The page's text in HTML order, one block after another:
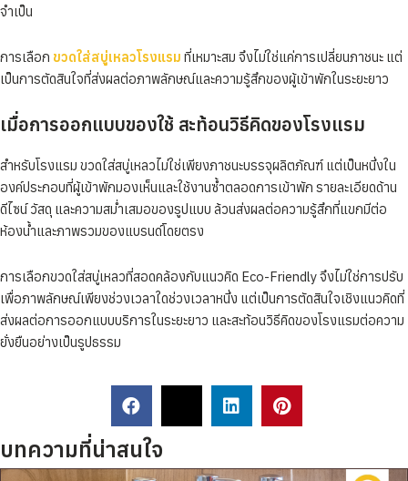
จำเป็น
การเลือก ขวดใส่สบู่เหลวโรงแรม ที่เหมาะสม จึงไม่ใช่แค่การเปลี่ยนภาชนะ แต่
เป็นการตัดสินใจที่ส่งผลต่อภาพลักษณ์และความรู้สึกของผู้เข้าพักในระยะยาว
เมื่อการออกแบบของใช้ สะท้อนวิธีคิดของโรงแรม
สำหรับโรงแรม ขวดใส่สบู่เหลวไม่ใช่เพียงภาชนะบรรจุผลิตภัณฑ์ แต่เป็นหนึ่งใน
องค์ประกอบที่ผู้เข้าพักมองเห็นและใช้งานซ้ำตลอดการเข้าพัก รายละเอียดด้าน
ดีไซน์ วัสดุ และความสม่ำเสมอของรูปแบบ ล้วนส่งผลต่อความรู้สึกที่แขกมีต่อ
ห้องน้ำและภาพรวมของแบรนด์โดยตรง
การเลือกขวดใส่สบู่เหลวที่สอดคล้องกับแนวคิด Eco-Friendly จึงไม่ใช่การปรับ
เพื่อภาพลักษณ์เพียงช่วงเวลาใดช่วงเวลาหนึ่ง แต่เป็นการตัดสินใจเชิงแนวคิดที่
ส่งผลต่อการออกแบบบริการในระยะยาว และสะท้อนวิธีคิดของโรงแรมต่อความ
ยั่งยืนอย่างเป็นรูปธรรม
บทความที่น่าสนใจ